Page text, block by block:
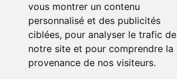
vous montrer un contenu
personnalisé et des publicités
ciblées, pour analyser le trafic de
notre site et pour comprendre la
provenance de nos visiteurs.
5.90 € 0
Dragon Age Ii Xbox 360
8.90 €